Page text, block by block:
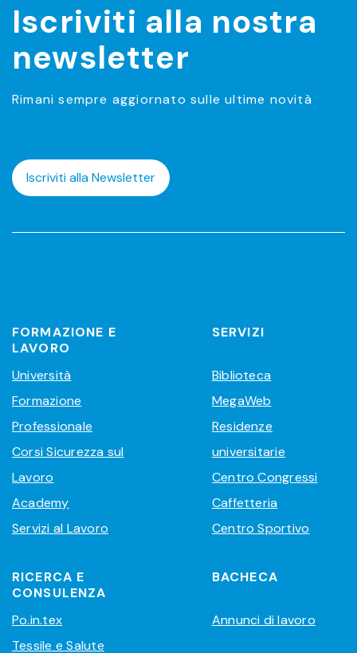
Iscriviti alla nostra
newsletter
Rimani sempre aggiornato sulle ultime novità
Iscriviti alla Newsletter
FORMAZIONE E
LAVORO
Università
Formazione
Professionale
Corsi Sicurezza sul
Lavoro
Academy
Servizi al Lavoro
SERVIZI
Biblioteca
MegaWeb
Residenze
universitarie
Centro Congressi
Caffetteria
Centro Sportivo
RICERCA E
CONSULENZA
Po.in.tex
Tessile e Salute
BACHECA
Annunci di lavoro